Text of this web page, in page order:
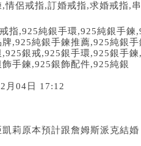
,情侶戒指,訂婚戒指,求婚戒指,
指,925純銀手環,925純銀手鍊
牌,925純銀手鍊推薦,925純銀手
,925銀戒,925銀手環,925銀手鍊
飾手鍊,925銀飾配件,925純銀
月04日 17:12
莉原本預計跟詹姆斯派克結